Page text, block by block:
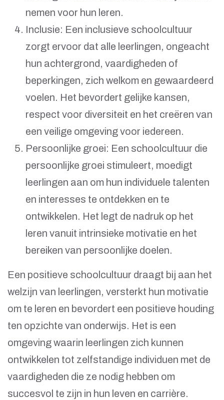
nemen voor hun leren.
Inclusie: Een inclusieve schoolcultuur
zorgt ervoor dat alle leerlingen, ongeacht
hun achtergrond, vaardigheden of
beperkingen, zich welkom en gewaardeerd
voelen. Het bevordert gelijke kansen,
respect voor diversiteit en het creëren van
een veilige omgeving voor iedereen.
Persoonlijke groei: Een schoolcultuur die
persoonlijke groei stimuleert, moedigt
leerlingen aan om hun individuele talenten
en interesses te ontdekken en te
ontwikkelen. Het legt de nadruk op het
leren vanuit intrinsieke motivatie en het
bereiken van persoonlijke doelen.
Een positieve schoolcultuur draagt bij aan het
welzijn van leerlingen, versterkt hun motivatie
om te leren en bevordert een positieve houding
ten opzichte van onderwijs. Het is een
omgeving waarin leerlingen zich kunnen
ontwikkelen tot zelfstandige individuen met de
vaardigheden die ze nodig hebben om
succesvol te zijn in hun leven en carrière.